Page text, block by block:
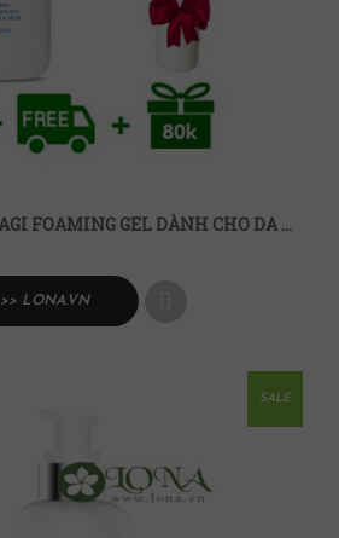
SỮA RỬA MẶT OBAGI FOAMING GEL DÀNH CHO DA KHÔ NHẠY CẢM
>> LONA.VN
SALE